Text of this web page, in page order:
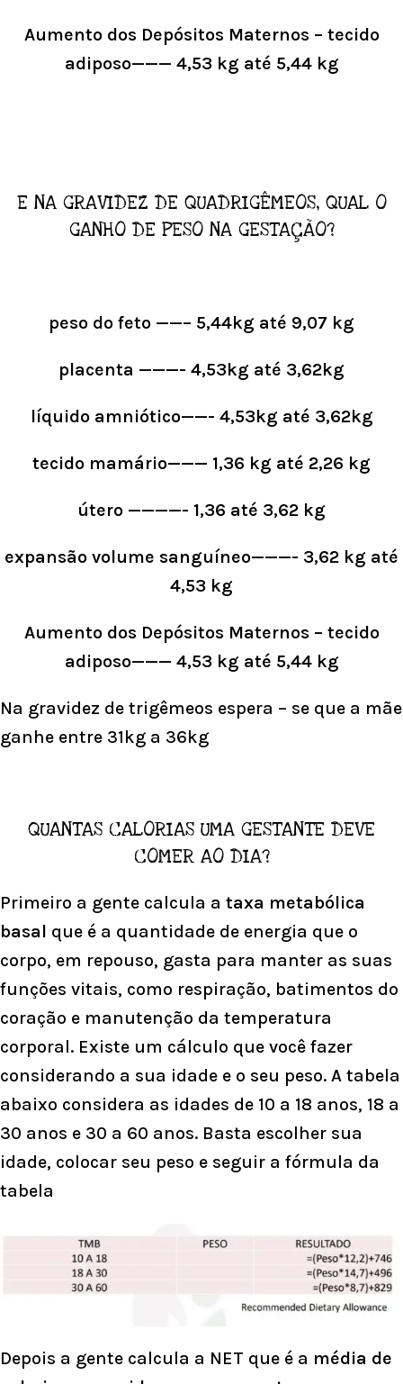
Aumento dos Depósitos Maternos – tecido
adiposo——— 4,53 kg até 5,44 kg
E NA GRAVIDEZ DE QUADRIGÊMEOS, QUAL O
GANHO DE PESO NA GESTAÇÃO?
peso do feto ——– 5,44kg até 9,07 kg
placenta ———- 4,53kg até 3,62kg
líquido amniótico——- 4,53kg até 3,62kg
tecido mamário——— 1,36 kg até 2,26 kg
útero ————- 1,36 até 3,62 kg
expansão volume sanguíneo———- 3,62 kg até
4,53 kg
Aumento dos Depósitos Maternos – tecido
adiposo——— 4,53 kg até 5,44 kg
Na gravidez de trigêmeos espera – se que a mãe
ganhe entre 31kg a 36kg
QUANTAS CALORIAS UMA GESTANTE DEVE
COMER AO DIA?
Primeiro a gente calcula a taxa metabólica
basal que é a quantidade de energia que o
corpo, em repouso, gasta para manter as suas
funções vitais, como respiração, batimentos do
coração e manutenção da temperatura
corporal. Existe um cálculo que você fazer
considerando a sua idade e o seu peso. A tabela
abaixo considera as idades de 10 a 18 anos, 18 a
30 anos e 30 a 60 anos. Basta escolher sua
idade, colocar seu peso e seguir a fórmula da
tabela
Depois a gente calcula a NET que é a média de